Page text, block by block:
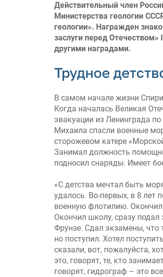
Действительный член
Министерства геологии
геологии». Награжден
заслуги перед
другими наградами.
Трудное
В самом начале жизни
Когда началась Великая
эвакуации из Ленинграда
Михаила спасли военные
сторожевом катере
Занимал должность
подносил снаряды. Имеет
«С детства мечтал быть
удалось. Во-первых, в 8 лет
военную флотилию.
Окончил школу, сразу
Фрунзе. Сдал экзамены, что
но поступил. Хотел
сказали, вот, пожалуйста,
это, говорят, те, кто
говорят, гидрограф – это